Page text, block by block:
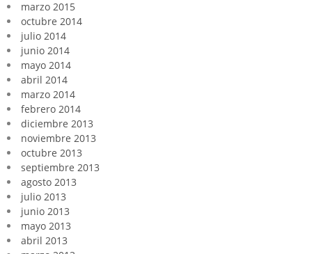
marzo 2015
octubre 2014
julio 2014
junio 2014
mayo 2014
abril 2014
marzo 2014
febrero 2014
diciembre 2013
noviembre 2013
octubre 2013
septiembre 2013
agosto 2013
julio 2013
junio 2013
mayo 2013
abril 2013